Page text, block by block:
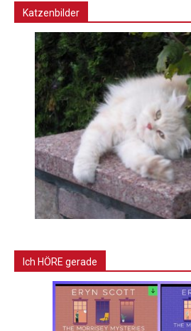
Katzenbilder
Ich HÖRE gerade